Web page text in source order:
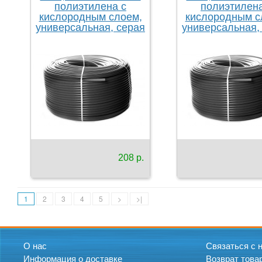
полиэтилена с
кислородным слоем,
универсальная, серая
208 р.
кислородным
1 2 3 4 5 > >|
О нас
Информация о доставке
Связаться с
Возврат